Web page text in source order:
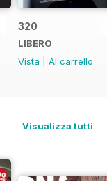
320
LIBERO
Vista
Al carrello
Visualizza tutti